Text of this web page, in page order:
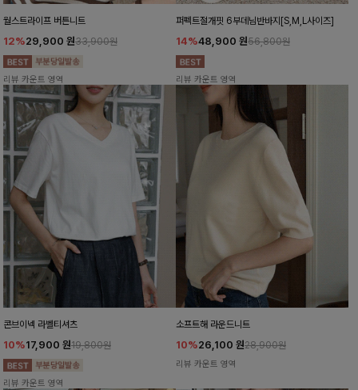
월스트라이프 버튼니트
12%29,900 원33,900원
리뷰 카운트 영역
퍼펙트절개핏 6부데님반바지[S,M,L사이즈]
14%48,900 원56,800원
리뷰 카운트 영역
콘브이넥 라벨티셔츠
10%17,900 원19,800원
리뷰 카운트 영역
소프트해 라운드니트
10%26,100 원28,900원
리뷰 카운트 영역